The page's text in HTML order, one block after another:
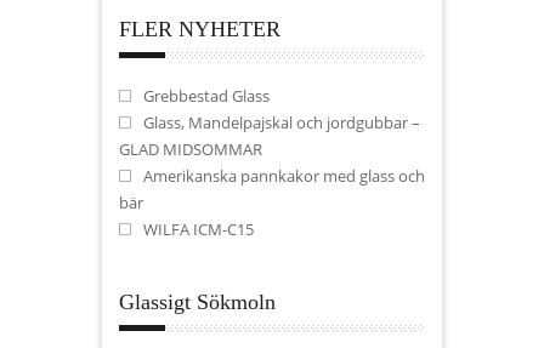
FLER NYHETER
Grebbestad Glass
Glass, Mandelpajskal och jordgubbar –
GLAD MIDSOMMAR
Amerikanska pannkakor med glass och
bär
WILFA ICM-C15
Glassigt Sökmoln